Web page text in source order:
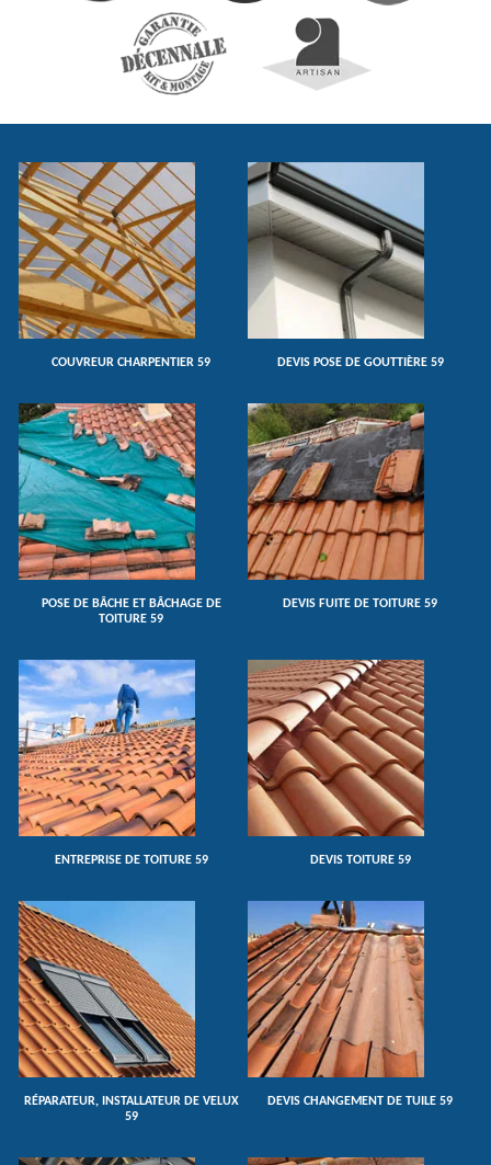
COUVREUR CHARPENTIER 59 DEVIS POSE DE GOUTTIÈRE 59
POSE DE BÂCHE ET BÂCHAGE DE
TOITURE 59
DEVIS FUITE DE TOITURE 59
ENTREPRISE DE TOITURE 59 DEVIS TOITURE 59
RÉPARATEUR, INSTALLATEUR DE VELUX
59
DEVIS CHANGEMENT DE TUILE 59